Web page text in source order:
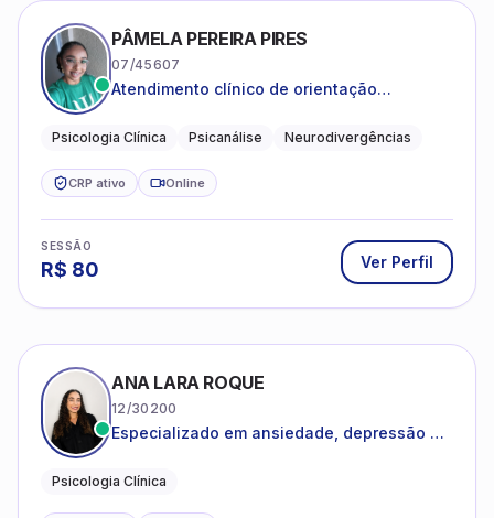
PÂMELA PEREIRA PIRES
07/45607
Atendimento clínico de orientação
crianças neurotípicas
Psicologia Clínica Psicanálise Neurodivergências
CRP ativo Online
SESSÃO
R$ 80 Ver Perfil
ANA LARA ROQUE
12/30200
Especializado em ansiedade, depressão e
Psicologia Clínica